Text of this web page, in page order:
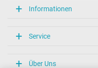
Informationen
Service
Über Uns